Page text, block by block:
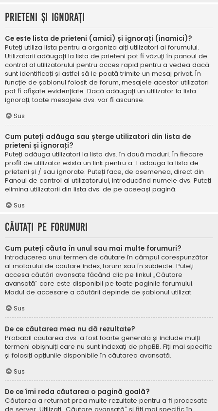
Prieteni și ignorați
Ce este lista de prieteni (amici) și ignorați (inamici)?
Puteți utiliza lista pentru a organiza alți utilizatori ai forumului.
Utilizatorii adăugați la lista de prieteni pot fi văzuți în panoul de
control al utilizatorului pentru acces rapid pentru a vedea dacă
sunt identificați și astfel să le poată trimite un mesaj privat. În
funcție de șablonul folosit de forum, mesajele acestor utilizatori
pot fi afișate evidențiate. Dacă adăugați un utilizator la lista
ignorați, toate mesajele dvs. vor fi ascunse.
Sus
Cum puteți adăuga sau șterge utilizatori din lista de
prieteni și ignorați?
Puteți adăuga utilizatori la lista dvs. în două moduri. În fiecare
profil de utilizator există un link pentru a-l adăuga la lista de
prieteni și / sau ignorate. Puteți face, de asemenea, direct din
Panoul de control al utilizatorului, introducând numele dvs. Puteți
elimina utilizatorii din lista dvs. de pe aceeași pagină.
Sus
Căutați pe forumuri
Cum puteți căuta în unul sau mai multe forumuri?
Introducerea unui termen de căutare în câmpul corespunzător
al motorului de căutare index, forum sau în subiecte. Puteți
accesa căutări avansate făcând clic pe linkul „Căutare
avansată” care este disponibil pe toate paginile forumului.
Modul de accesare a căutării depinde de șablonul utilizat.
Sus
De ce căutarea mea nu dă rezultate?
Probabil căutarea dvs. a fost foarte generală și include mulți
termeni obișnuiți care nu sunt indexați de phpBB. Fiți mai specific
și folosiți opțiunile disponibile în căutarea avansată.
Sus
De ce îmi reda căutarea o pagină goală?
Căutarea a returnat prea multe rezultate pentru a fi procesate